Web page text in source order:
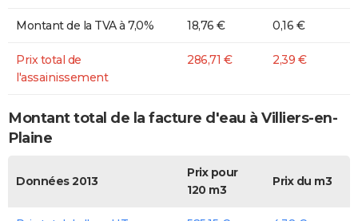
Montant de la TVA à 7,0% 18,76 € 0,16 €
Prix total de
l'assainissement
286,71 € 2,39 €
Montant total de la facture d'eau à Villiers-en-
Plaine
Données 2013
Prix pour
120 m3
Prix du m3